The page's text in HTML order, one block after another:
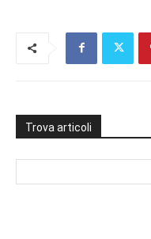
Trova articoli